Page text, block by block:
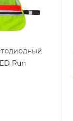
Run